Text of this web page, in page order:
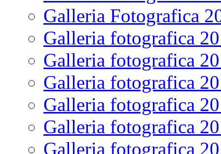
Galleria Fotografica
Galleria fotografica
Galleria fotografica
Galleria fotografica
Galleria fotografica
Galleria fotografica
Galleria fotografica